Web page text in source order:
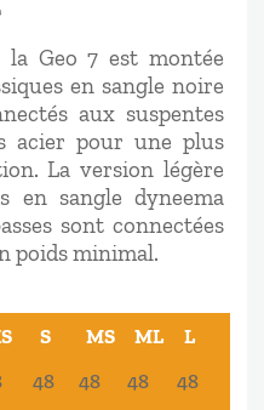
Geo 7 est montée
en sangle noire
aux suspentes
acier pour une plus
La version légère
en sangle dyneema
sont connectées
poids minimal.
S MS ML
L
48 48 48
48